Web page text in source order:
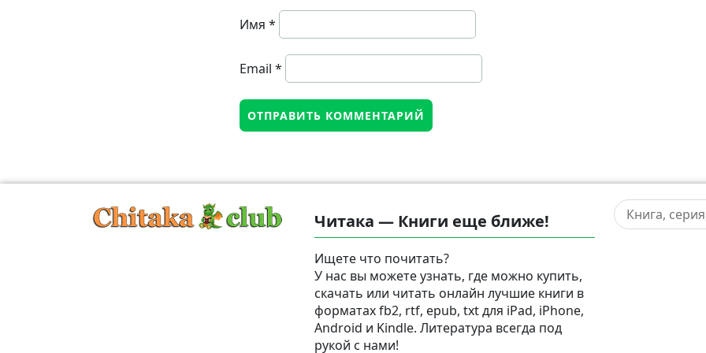
Имя *
Email *
Читака — Книги еще ближе!
Ищете что почитать?
У нас вы можете узнать, где можно купить,
скачать или читать онлайн лучшие книги в
форматах fb2, rtf, epub, txt для iPad, iPhone,
Android и Kindle. Литература всегда под
рукой с нами!